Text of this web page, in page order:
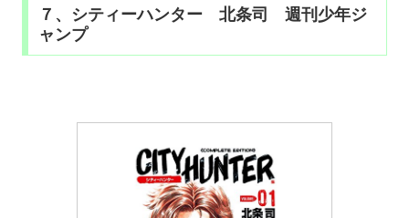
７、シティーハンター 北条司 週刊少年ジ
ャンプ